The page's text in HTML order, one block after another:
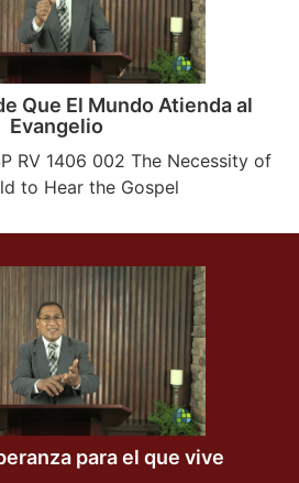
Que El Mundo Atienda al
Evangelio
RV 1406 002 The Necessity of
to Hear the Gospel
para el que vive